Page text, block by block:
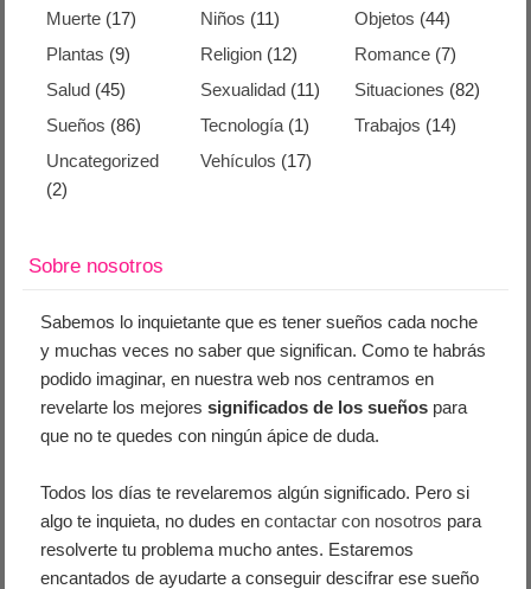
Muerte (17) Niños (11) Objetos (44)
Plantas (9) Religion (12) Romance(7)
Salud (45) Sexualidad (11) Situaciones (82)
Sueños (86) Tecnología (1) Trabajos (14)
Uncategorized
(2)
Vehículos (17)
Sobre nosotros
Sabemos lo inquietante que es tener sueños cada noche
y muchas veces no saber que significan. Como te habrás
podido imaginar, en nuestra web nos centramos en
revelarte los mejoressignificados de los sueños para
que no te quedes con ningún ápice de duda.
Todos los días te revelaremos algún significado. Pero si
algo te inquieta, no dudes encontactar con nosotros para
resolverte tu problema mucho antes. Estaremos
encantados de ayudarte a conseguir descifrar ese sueño